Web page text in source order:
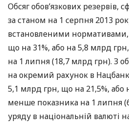
Обсяг обов’язкових резервів,
за станом на 1 серпня 2013
встановленими нормативами,
що на 31%, або на 5,8 млрд
на 1 липня (18,7 млрд грн). З
на окремий рахунок в
5,1 млрд грн, що на 21,5%, або
менше показника на 1 липня
уряду в національній валюті